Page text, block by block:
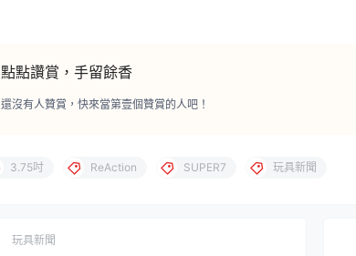
點點讚賞，手留餘香
還沒有人贊賞，快來當第壹個贊賞的人吧！
3.75吋 ReAction SUPER7 玩具新聞
玩具新聞